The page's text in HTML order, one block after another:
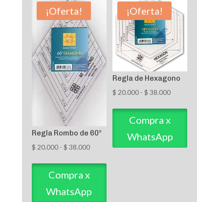
¡Oferta!
Regla Rombo de 60º
$ 20.000 - $ 38.000Rango
precios:
$ 20.000
Compra x
WhatsApp
¡Oferta!
Regla de Hexagono
$ 20.000 - $ 38.000Rango
precios:
$ 20.000
Compra x
WhatsApp